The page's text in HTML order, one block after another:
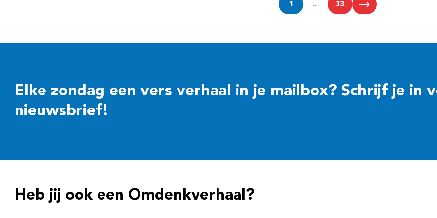
1 … 33
Elke zondag een vers verhaal in je mailbox? Schrijf je in
nieuwsbrief!
Heb jij ook een Omdenkverhaal?